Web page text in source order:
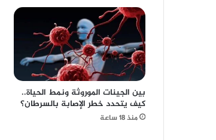
بين الجينات الموروثة ونمط الحياة..
كيف يتحدد خطر الإصابة بالسرطان؟
منذ 18 ساعة